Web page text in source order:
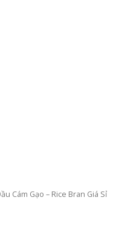
Cám Gạo – Rice Bran Giá Sỉ